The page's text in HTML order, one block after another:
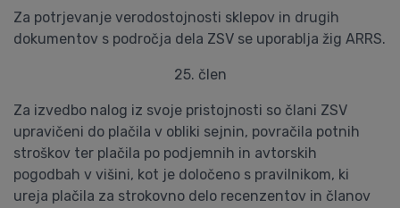
Za potrjevanje verodostojnosti sklepov in drugih
dokumentov s področja dela ZSV se uporablja žig ARRS.
25. člen
Za izvedbo nalog iz svoje pristojnosti so člani ZSV
upravičeni do plačila v obliki sejnin, povračila potnih
stroškov ter plačila po podjemnih in avtorskih
pogodbah v višini, kot je določeno s pravilnikom, ki
ureja plačila za strokovno delo recenzentov in članov